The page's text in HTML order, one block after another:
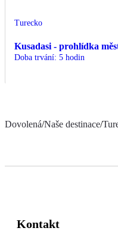
Turecko
Kusadasi - prohlídka
Doba trvání: 5 hodin
Dovolená/Naše destinace/
Kontakt